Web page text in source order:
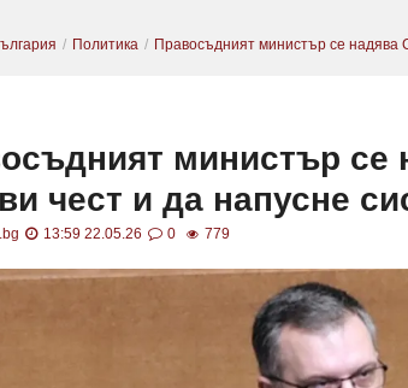
Политика Правосъдният министър се надява
министър се
чест и да напусне
13:59 22.05.26 0 779